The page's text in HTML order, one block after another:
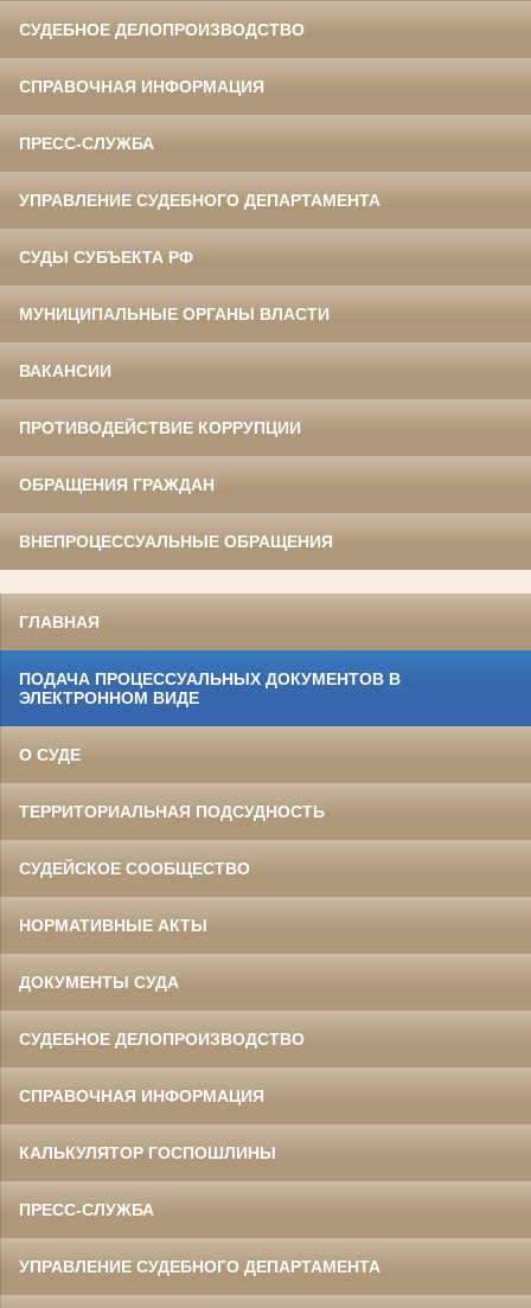
СУДЕБНОЕ ДЕЛОПРОИЗВОДСТВО
СПРАВОЧНАЯ ИНФОРМАЦИЯ
ПРЕСС-СЛУЖБА
УПРАВЛЕНИЕ СУДЕБНОГО ДЕПАРТАМЕНТА
СУДЫ СУБЪЕКТА РФ
МУНИЦИПАЛЬНЫЕ ОРГАНЫ ВЛАСТИ
ВАКАНСИИ
ПРОТИВОДЕЙСТВИЕ КОРРУПЦИИ
ОБРАЩЕНИЯ ГРАЖДАН
ВНЕПРОЦЕССУАЛЬНЫЕ ОБРАЩЕНИЯ
ГЛАВНАЯ
ПОДАЧА ПРОЦЕССУАЛЬНЫХ ДОКУМЕНТОВ В
ЭЛЕКТРОННОМ ВИДЕ
О СУДЕ
ТЕРРИТОРИАЛЬНАЯ ПОДСУДНОСТЬ
СУДЕЙСКОЕ СООБЩЕСТВО
НОРМАТИВНЫЕ АКТЫ
ДОКУМЕНТЫ СУДА
СУДЕБНОЕ ДЕЛОПРОИЗВОДСТВО
СПРАВОЧНАЯ ИНФОРМАЦИЯ
КАЛЬКУЛЯТОР ГОСПОШЛИНЫ
ПРЕСС-СЛУЖБА
УПРАВЛЕНИЕ СУДЕБНОГО ДЕПАРТАМЕНТА